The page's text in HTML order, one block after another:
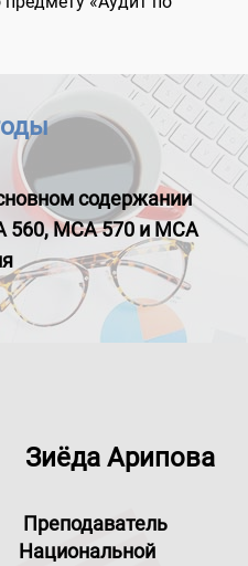
содержании
560, МСА 570 и МСА
Зиёда Арипова
Преподаватель
Национальной